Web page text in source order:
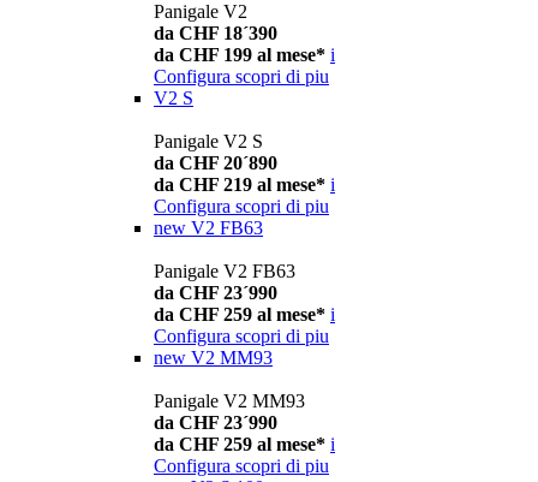
Panigale V2
da CHF 18´390
da CHF 199 al mese* i
Configura scopri di piu
V2 S
Panigale V2 S
da CHF 20´890
da CHF 219 al mese* i
Configura scopri di piu
new V2 FB63
Panigale V2 FB63
da CHF 23´990
da CHF 259 al mese* i
Configura scopri di piu
new V2 MM93
Panigale V2 MM93
da CHF 23´990
da CHF 259 al mese* i
Configura scopri di piu